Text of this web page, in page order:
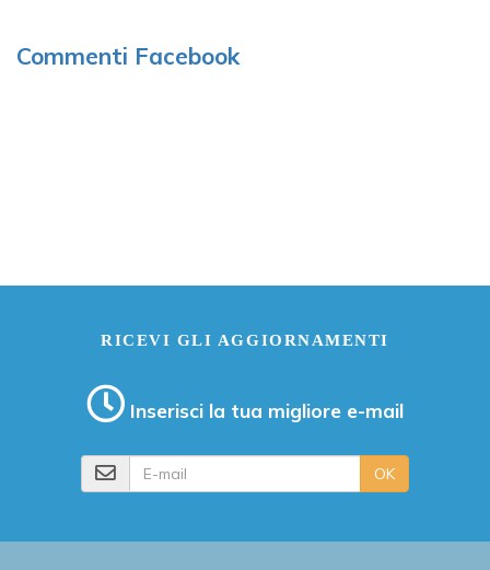
Commenti Facebook
RICEVI GLI AGGIORNAMENTI
Inserisci la tua migliore e-mail
OK